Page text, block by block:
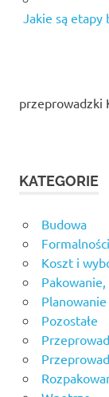
Jakie są etapy
przeprowadzki
KATEGORIE
Budowa
Koszt i
Pozostałe